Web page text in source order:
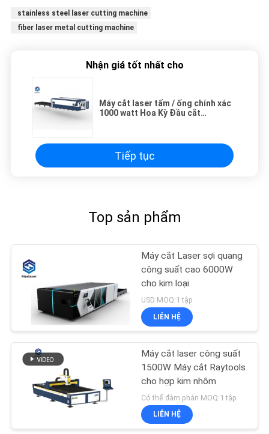
stainless steel laser cutting machine
fiber laser metal cutting machine
Nhận giá tốt nhất cho
Máy cắt laser tấm / ống chính xác
1000 watt Hoa Kỳ Đầu cắt
Tiếp tục
Top sản phẩm
Máy cắt Laser sợi quang
công suất cao 6000W
cho kim loại
USD MOQ:1 tập
LIÊN HỆ
Máy cắt laser công suất
1500W Máy cắt Raytools
cho hợp kim nhôm
Có thể đàm phán MOQ:1 tập
LIÊN HỆ